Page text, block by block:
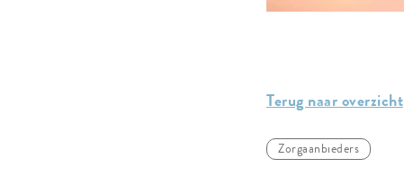
Terug naar overzicht
Zorgaanbieders